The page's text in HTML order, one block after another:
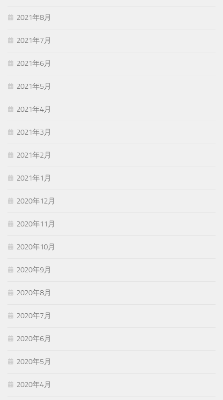
2021年8月
2021年7月
2021年6月
2021年5月
2021年4月
2021年3月
2021年2月
2021年1月
2020年12月
2020年11月
2020年10月
2020年9月
2020年8月
2020年7月
2020年6月
2020年5月
2020年4月